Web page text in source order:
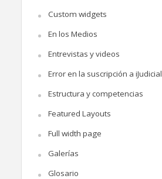
Custom widgets
En los Medios
Entrevistas y videos
Error en la suscripción a iJudicial
Estructura y competencias
Featured Layouts
Full width page
Galerías
Glosario